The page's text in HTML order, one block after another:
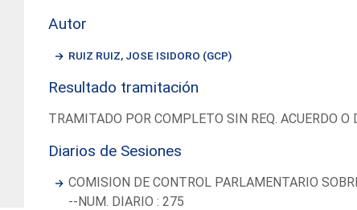
Autor
RUIZ RUIZ, JOSE ISIDORO (GCP)
Resultado tramitación
TRAMITADO POR COMPLETO SIN REQ. ACUERDO O
Diarios de Sesiones
COMISION DE CONTROL PARLAMENTARIO
--NUM. DIARIO : 275